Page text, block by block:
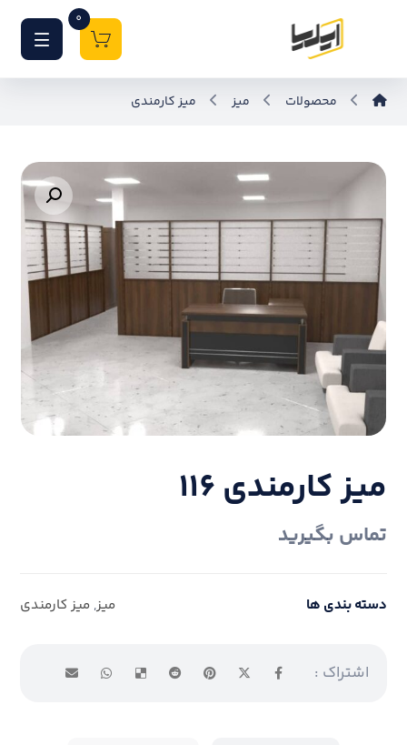
0
محصولات میز میز کارمندی
بزرگنمایی تصویر
میز کارمندی ۱۱۶
تماس بگیرید
دسته بندی ها میز, میز کارمندی